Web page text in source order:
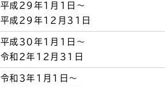
平成29年1月1日～
平成29年12月31日
平成30年1月1日～
令和2年12月31日
令和3年1月1日～